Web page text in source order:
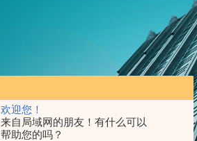
欢迎您！
来自局域网的朋友！有什么可以
帮助您的吗？